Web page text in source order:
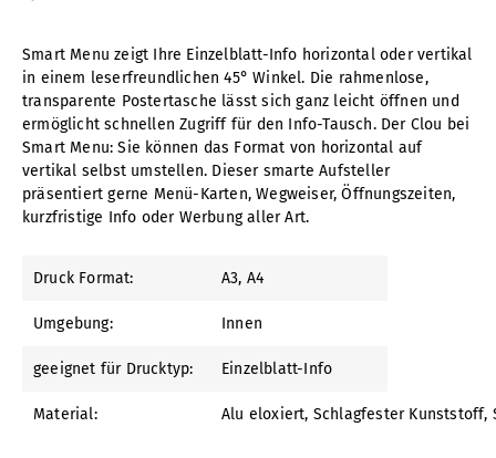
Smart Menu zeigt Ihre Einzelblatt-Info horizontal oder vertikal
in einem leserfreundlichen 45° Winkel. Die rahmenlose,
transparente Postertasche lässt sich ganz leicht öffnen und
ermöglicht schnellen Zugriff für den Info-Tausch. Der Clou bei
Smart Menu: Sie können das Format von horizontal auf
vertikal selbst umstellen. Dieser smarte Aufsteller
präsentiert gerne Menü-Karten, Wegweiser, Öffnungszeiten,
kurzfristige Info oder Werbung aller Art.
Druck Format: A3, A4
Umgebung: Innen
geeignet für Drucktyp: Einzelblatt-Info
Material: Alu eloxiert, Schlagfester Kunststoff,